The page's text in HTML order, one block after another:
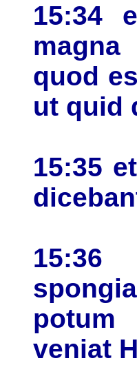
15:34
quod
ut quid
15:35
15:36
potum
veniat